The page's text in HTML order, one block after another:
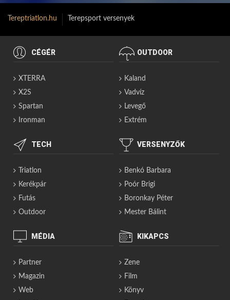
Tereptriatlon.hu Terepsport versenyek
CÉGÉR
XTERRA
X2S
Spartan
Ironman
OUTDOOR
Kaland
Vadvíz
Levegő
Extrém
TECH
Triatlon
Kerékpár
Futás
Outdoor
VERSENYZŐK
Benkó Barbara
Poór Brigi
Boronkay Péter
Mester Bálint
MÉDIA
Partner
Magazin
Web
KIKAPCS
Zene
Film
Könyv